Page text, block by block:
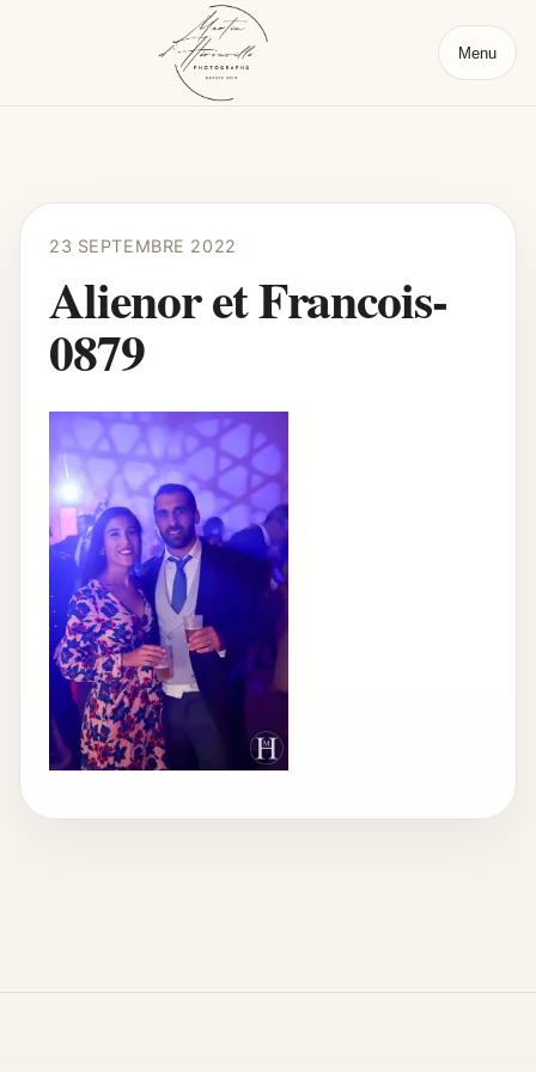
Menu
23 SEPTEMBRE 2022
Alienor et Francois-
0879